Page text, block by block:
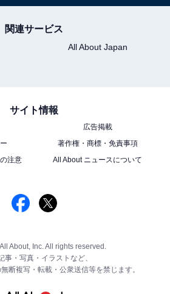
関連サービス
All About Japan
サイト情報
広告掲載
著作権・商標・免責事項
注意
All About ニュースについて
About, Inc. All rights reserved.
事・写真・イラストなど、
断複写・転載・公衆送信等を禁じます。